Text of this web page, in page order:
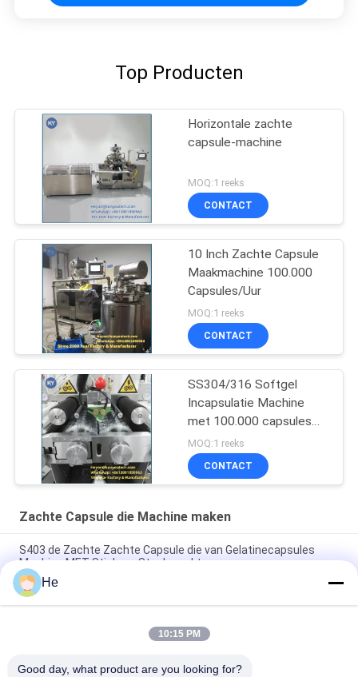
Top Producten
Horizontale zachte
capsule-machine
MOQ:1 reeks
CONTACT
10 Inch Zachte Capsule
Maakmachine 100.000
Capsules/Uur
MOQ:1 reeks
CONTACT
SS304/316 Softgel
Incapsulatie Machine
met 100.000 capsules
per uur capaciteit en 1
jaar garantie
MOQ:1 reeks
CONTACT
Zachte Capsule die Machine maken
S403 de Zachte Zachte Capsule die van Gelatinecapsules
Machine MET Stinless-Staal maakt convoyer
3 Kleine de Partij Zachte Capsule die van kW Machine voor
Laboratorium maken
3 Kleine de Partij Elektrische Zachte Capsule die van kW
He
10:15 PM
Good day, what product are you looking for?